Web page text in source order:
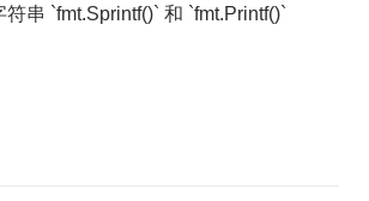
串 `fmt.Sprintf()` 和 `fmt.Printf()`